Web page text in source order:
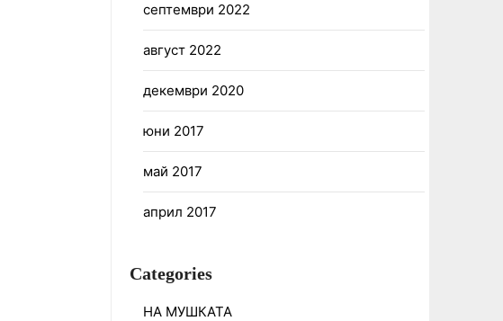
септември 2022
август 2022
декември 2020
юни 2017
май 2017
април 2017
Categories
НА МУШКАТА